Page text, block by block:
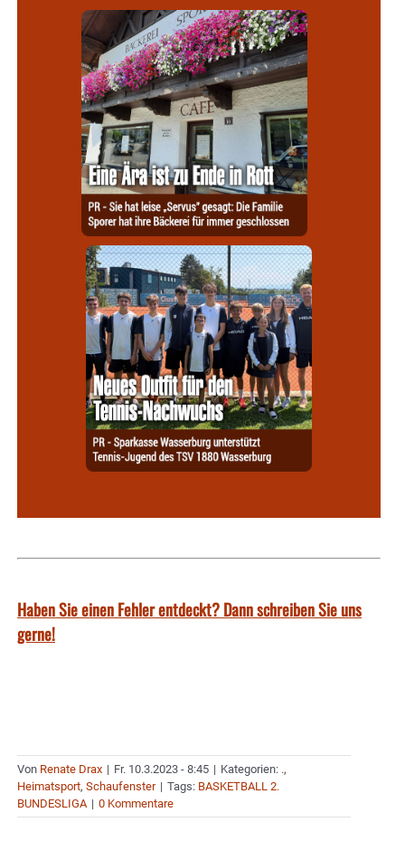
Haben Sie einen Fehler entdeckt? Dann schreiben Sie uns
gerne!
Von Renate Drax | Fr. 10.3.2023 - 8:45 | Kategorien: .,
Heimatsport, Schaufenster | Tags: BASKETBALL 2.
BUNDESLIGA | 0 Kommentare